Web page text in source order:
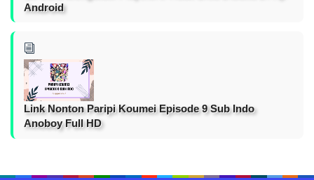
Android
Link Nonton Paripi Koumei Episode 9 Sub Indo
Anoboy Full HD